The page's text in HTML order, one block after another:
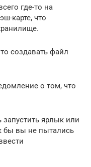
где-то на
карте, что
создавать файл
о том, что
ярлык или
бы вы не пытались